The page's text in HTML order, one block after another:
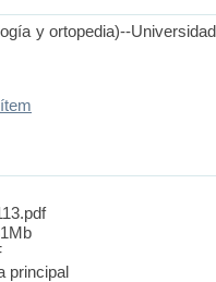
y ortopedia)--
principal